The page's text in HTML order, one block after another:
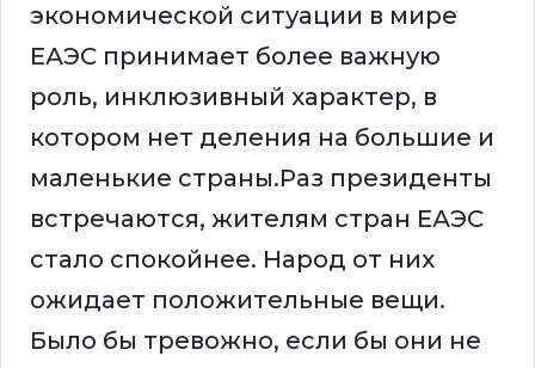
экономической ситуации в мире
ЕАЭС принимает более важную
роль, инклюзивный характер, в
котором нет деления на большие и
маленькие страны.Раз президенты
встречаются, жителям стран ЕАЭС
стало спокойнее. Народ от них
ожидает положительные вещи.
Было бы тревожно, если бы они не